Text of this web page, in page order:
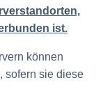
ist.
können
sofern sie diese